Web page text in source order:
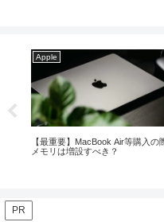
Apple
【2026年】iPadの使い方がわから
ない方へ！基本操作を解説
PR